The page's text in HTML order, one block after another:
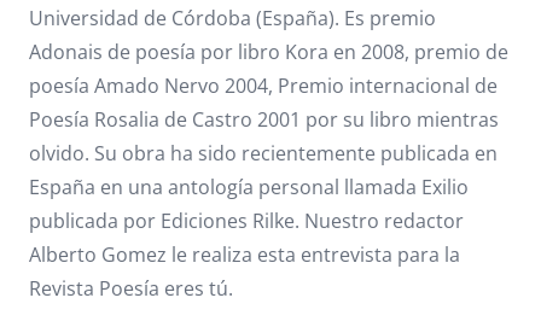
Universidad de Córdoba (España). Es premio
Adonais de poesía por libro Kora en 2008, premio de
poesía Amado Nervo 2004, Premio internacional de
Poesía Rosalia de Castro 2001 por su libro mientras
olvido. Su obra ha sido recientemente publicada en
España en una antología personal llamada Exilio
publicada por Ediciones Rilke. Nuestro redactor
Alberto Gomez le realiza esta entrevista para la
Revista Poesía eres tú.